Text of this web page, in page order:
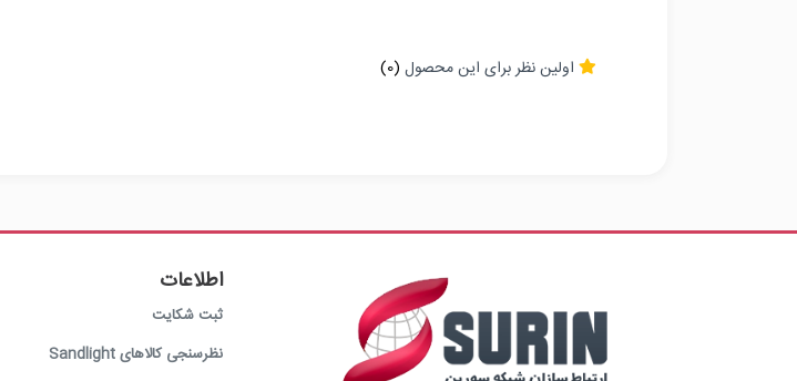
اولین نظر برای این محصول (0)
اطلاعات
ثبت شکایت
نظرسنجی کالاهای Sandlight